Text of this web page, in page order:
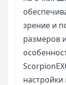
зрение и
размеров